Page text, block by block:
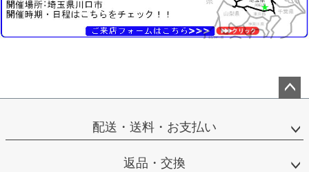
ップ
配送・送料・お支払い
返品・交換